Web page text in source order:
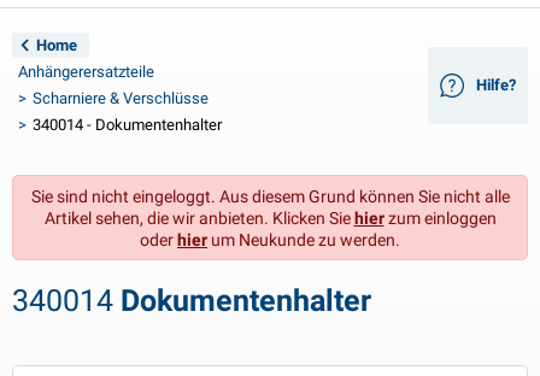
beleuchtung
Beleuchtung Radex
LED
& Solarartikel
Ganz- & Halbgaragen
& Wohnmobil innenbereich
zubehör
und Beschläge
und Schäkel
Pflege
Freien
Français
Svenska
Norsk
Suomalainen
Home
Anhängerersatzteile
Scharniere & Verschlüsse
340014 - Dokumentenhalter
Hilfe?
Sie sind nicht eingeloggt. Aus diesem Grund können Sie nicht alle
Artikel sehen, die wir anbieten. Klicken Siehierzum einloggen
oderhier um Neukunde zu werden.
340014 Dokumentenhalter